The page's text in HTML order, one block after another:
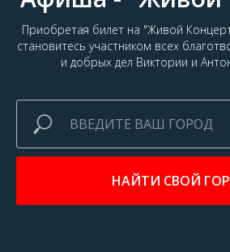
Приобретая билет на "Живой
становитесь участником всех
и добрых дел Виктории и
НАЙТИ CВОЙ